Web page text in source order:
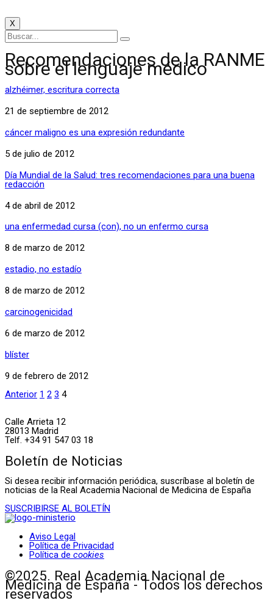
X
Recomendaciones de la RANME
sobre el lenguaje médico
alzhéimer, escritura correcta
21 de septiembre de 2012
cáncer maligno es una expresión redundante
5 de julio de 2012
Día Mundial de la Salud: tres recomendaciones para una buena
redacción
4 de abril de 2012
una enfermedad cursa (con), no un enfermo cursa
8 de marzo de 2012
estadio, no estadío
8 de marzo de 2012
carcinogenicidad
6 de marzo de 2012
blíster
9 de febrero de 2012
Anterior 1 2 3 4
Calle Arrieta 12
28013 Madrid
Telf. +34 91 547 03 18
Boletín de Noticias
Si desea recibir información periódica, suscríbase al boletín de
noticias de la Real Academia Nacional de Medicina de España
SUSCRIBIRSE AL BOLETÍN
Aviso Legal
Política de Privacidad
Política de cookies
©2025. Real Academia Nacional de
Medicina de España - Todos los derechos
reservados